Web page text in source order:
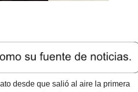
desde que salió al aire la primera